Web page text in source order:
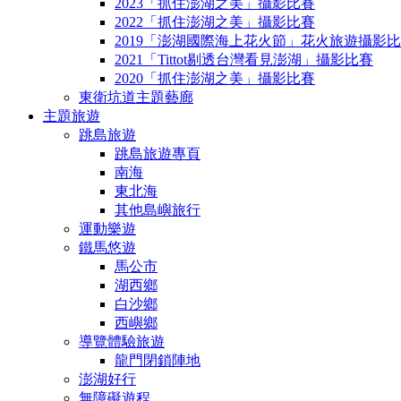
2022「抓住澎湖之美」攝影比賽
2019「澎湖國際海上花火節」花火旅遊攝影
2021「Tittot剔透台灣看見澎湖」攝影比賽
2020「抓住澎湖之美」攝影比賽
東衛坑道主題藝廊
主題旅遊
跳島旅遊
跳島旅遊專頁
南海
東北海
其他島嶼旅行
運動樂遊
鐵馬悠遊
馬公市
湖西鄉
白沙鄉
西嶼鄉
導覽體驗旅遊
龍門閉鎖陣地
澎湖好行
無障礙遊程